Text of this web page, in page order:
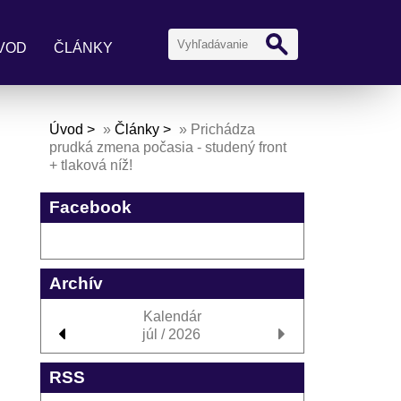
ČLÁNKY
Úvod » Články » Prichádza
prudká zmena počasia - studený front
+ tlaková níž!
Facebook
Archív
Kalendár
júl / 2026
RSS